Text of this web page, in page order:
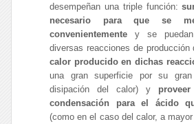
desempeñan una triple función:
necesario para que se
convenientemente y se
diversas reacciones de
calor producido en dichas
una gran superficie por su
disipación del calor) y
condensación para el ácido
(como en el caso del calor, a